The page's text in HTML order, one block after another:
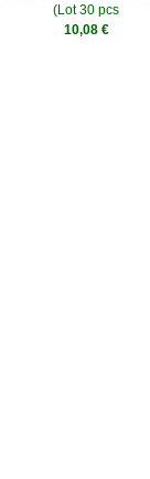
(Lot 30 pcs
10,08 €